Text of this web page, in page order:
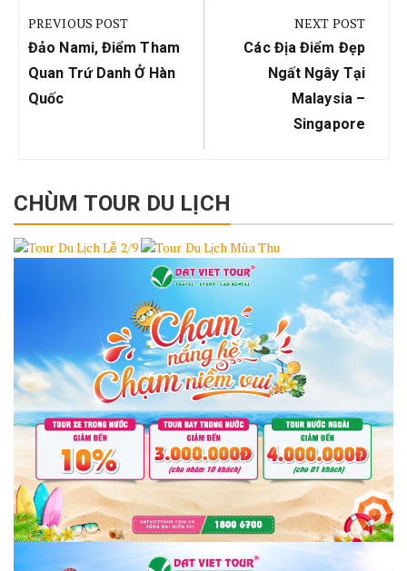
hướng
bài
viết
PREVIOUS POST
Previous
Post:
Đảo Nami, Điểm Tham
Quan Trứ Danh Ở Hàn
Quốc
NEXT POST
Next
Post:
Các Địa Điểm Đẹp
Ngất Ngây Tại
Malaysia –
Singapore
CHÙM TOUR DU LỊCH